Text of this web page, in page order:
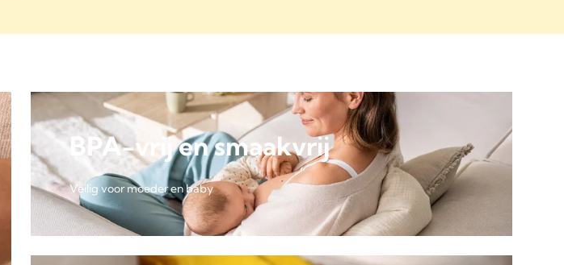
BPA-vrij en smaakvrij
Veilig voor moeder en baby